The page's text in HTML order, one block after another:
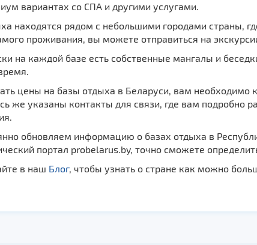
вариантах со СПА и другими услугами.
находятся рядом с небольшими городами страны,
проживания, вы можете отправиться на
на каждой базе есть собственные мангалы и
цены на базы отдыха в Беларуси, вам необходимо
же указаны контакты для связи, где вам подробно
обновляем информацию о базах отдыха в
портал probelarus.by, точно сможете
в наш Блог, чтобы узнать о стране как можно